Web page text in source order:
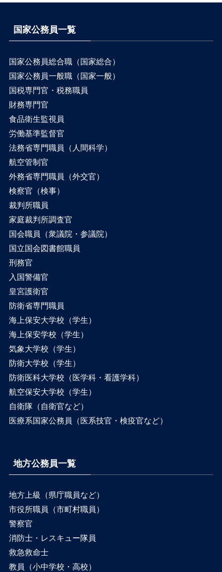
国家公務員一覧
国家公務員総合職（国家総合）
国家公務員一般職（国家一般）
国税専門官・税務職員
財務専門官
食品衛生監視員
労働基準監督官
法務省専門職員（人間科学）
航空管制官
外務省専門職員（外交官）
検察官（検事）
裁判所職員
家庭裁判所調査官
国会職員（衆議院・参議院）
国立国会図書館職員
刑務官
入国警備官
皇宮護衛官
防衛省専門職員
海上保安大学校（学生）
海上保安学校（学生）
気象大学校（学生）
防衛大学校（学生）
防衛医科大学校（医学科・看護学科）
航空保安大学校（学生）
自衛隊（自衛官など）
医療系国家公務員（医系技官・検疫官など）
地方公務員一覧
地方上級（県庁職員など）
市役所職員（市町村職員）
警察官
消防士・レスキュー隊員
救急救命士
教員（小中学校・高校）